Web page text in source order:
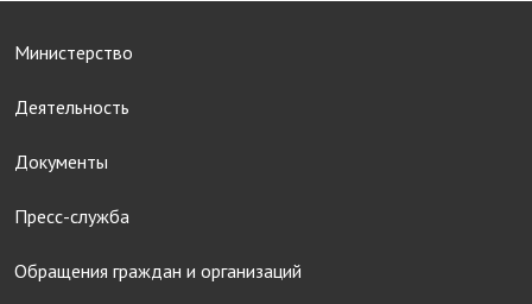
Министерство
Деятельность
Документы
Пресс-служба
Обращения граждан и организаций